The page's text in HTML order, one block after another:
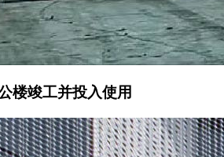
楼竣工并投入使用